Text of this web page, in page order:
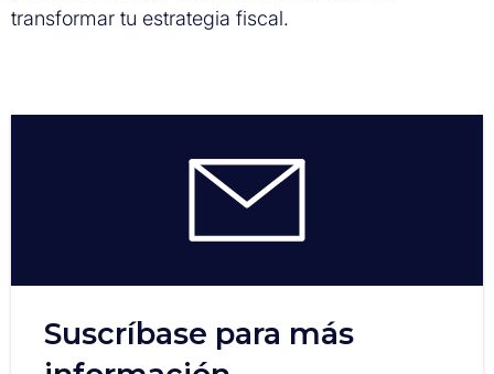
transformar tu estrategia fiscal.
Suscríbase para más